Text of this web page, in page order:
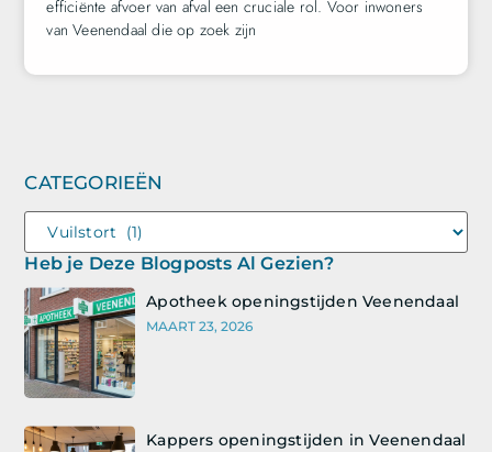
CATEGORIEËN
Heb je Deze Blogposts Al Gezien?
Apotheek openingstijden Veenendaal
MAART 23, 2026
Kappers openingstijden in Veenendaal
efficiënte afvoer van afval een cruciale rol. Voor inwoners
van Veenendaal die op zoek zijn